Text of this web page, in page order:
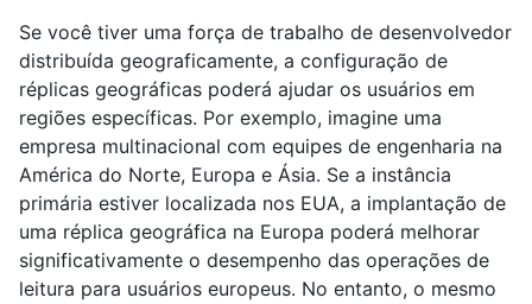
Se você tiver uma força de trabalho de desenvolvedor
distribuída geograficamente, a configuração de
réplicas geográficas poderá ajudar os usuários em
regiões específicas. Por exemplo, imagine uma
empresa multinacional com equipes de engenharia na
América do Norte, Europa e Ásia. Se a instância
primária estiver localizada nos EUA, a implantação de
uma réplica geográfica na Europa poderá melhorar
significativamente o desempenho das operações de
leitura para usuários europeus. No entanto, o mesmo